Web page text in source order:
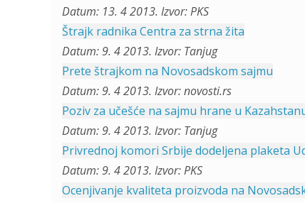
Datum: 13. 4 2013. Izvor: PKS
Štrajk radnika Centra za strna žita
Datum: 9. 4 2013. Izvor: Tanjug
Prete štrajkom na Novosadskom sajmu
Datum: 9. 4 2013. Izvor: novosti.rs
Poziv za učešće na sajmu hrane u
Datum: 9. 4 2013. Izvor: Tanjug
Privrednoj komori Srbije dodeljena plaketa
Datum: 9. 4 2013. Izvor: PKS
Ocenjivanje kvaliteta proizvoda na